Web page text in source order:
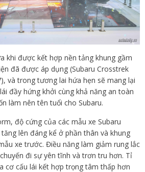
khi được kết hợp nền tảng khung gầm
đã được áp dụng (Subaru Crosstrek
và trong tương lai hứa hẹn sẽ mang lại
đầy hứng khởi cùng khả năng an toàn
làm nên tên tuổi cho Subaru.
độ cứng của các mẫu xe Subaru
lên đáng kể ở phần thân và khung
xe trước. Điều năng làm giảm rung lắc
đi sự yên tĩnh và trơn tru hơn. Tỉ
cơ cấu lái kết hợp trọng tâm thấp hơn